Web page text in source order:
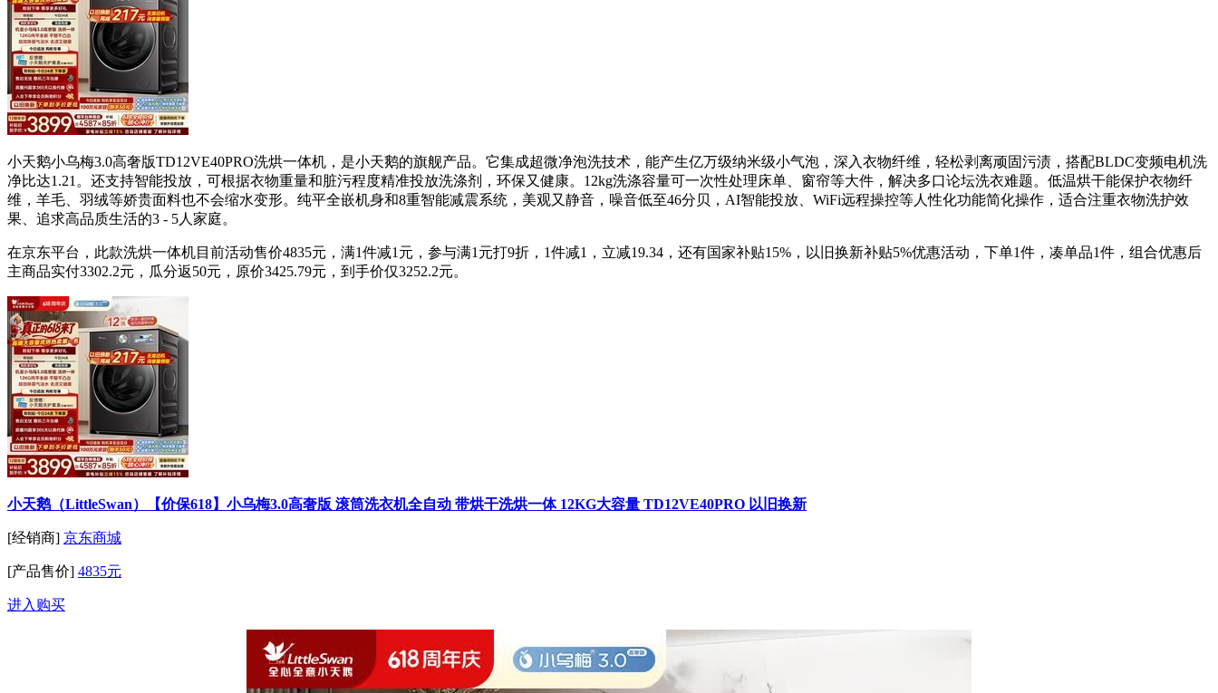
小天鹅小乌梅3.0高奢版TD12VE40PRO洗烘一体机，是小天鹅的旗舰产品。它集成超微净泡洗技术，能产生亿万级纳米级小气泡，深入衣物纤维，轻松剥离顽固污渍，搭配BLDC变频电机洗
净比达1.21。还支持智能投放，可根据衣物重量和脏污程度精准投放洗涤剂，环保又健康。12kg洗涤容量可一次性处理床单、窗帘等大件，解决多口论坛洗衣难题。低温烘干能保护衣物纤
维，羊毛、羽绒等娇贵面料也不会缩水变形。纯平全嵌机身和8重智能减震系统，美观又静音，噪音低至46分贝，AI智能投放、WiFi远程操控等人性化功能简化操作，适合注重衣物洗护效
果、追求高品质生活的3 - 5人家庭。
在京东平台，此款洗烘一体机目前活动售价4835元，满1件减1元，参与满1元打9折，1件减1，立减19.34，还有国家补贴15%，以旧换新补贴5%优惠活动，下单1件，凑单品1件，组合优惠后
主商品实付3302.2元，瓜分返50元，原价3425.79元，到手价仅3252.2元。
小天鹅（LittleSwan）【价保618】小乌梅3.0高奢版 滚筒洗衣机全自动 带烘干洗烘一体 12KG大容量 TD12VE40PRO 以旧换新
[经销商] 京东商城
[产品售价] 4835元
进入购买